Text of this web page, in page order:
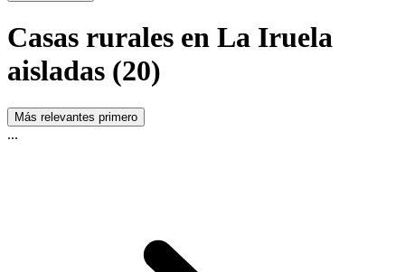
Casas rurales en La Iruela
aisladas (20)
Más relevantes primero
...